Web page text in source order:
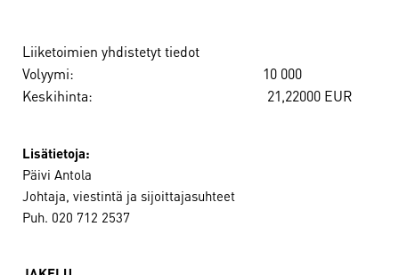
Liiketoimien yhdistetyt tiedot
Volyymi: 10 000
Keskihinta: 21,22000 EUR
Lisätietoja:
Päivi Antola
Johtaja, viestintä ja sijoittajasuhteet
Puh. 020 712 2537